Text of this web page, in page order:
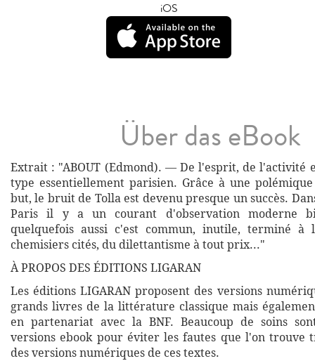
iOS
Über das eBook
Extrait : "ABOUT (Edmond). — De l'esprit, de l'activité
type essentiellement parisien. Grâce à une
but, le bruit de Tolla est devenu presque un succès.
Paris il y a un courant d'observation moderne
quelquefois aussi c'est commun, inutile, terminé
chemisiers cités, du dilettantisme à tout prix..."
À PROPOS DES ÉDITIONS LIGARAN
Les éditions LIGARAN proposent des versions
grands livres de la littérature classique mais
en partenariat avec la BNF. Beaucoup de soins
versions ebook pour éviter les fautes que l'on trouve
des versions numériques de ces textes.